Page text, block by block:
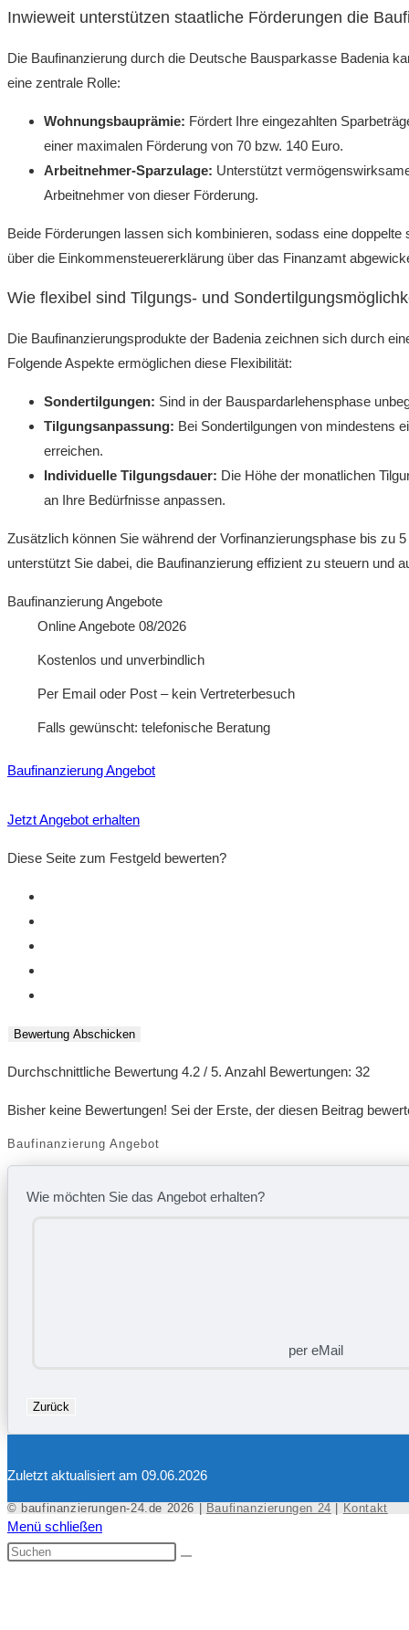
Inwieweit unterstützen staatliche Förderungen die
Die Baufinanzierung durch die Deutsche Bausparkasse Badenia
eine zentrale Rolle:
Wohnungsbauprämie: Fördert Ihre eingezahlten
einer maximalen Förderung von 70 bzw. 140 Euro.
Arbeitnehmer-Sparzulage: Unterstützt
Arbeitnehmer von dieser Förderung.
Beide Förderungen lassen sich kombinieren, sodass eine
über die Einkommensteuererklärung über das Finanzamt
Wie flexibel sind Tilgungs- und
Die Baufinanzierungsprodukte der Badenia zeichnen sich durch
Folgende Aspekte ermöglichen diese Flexibilität:
Sondertilgungen: Sind in der Bauspardarlehensphase
Tilgungsanpassung: Bei Sondertilgungen von mindestens
erreichen.
Individuelle Tilgungsdauer: Die Höhe der monatlichen
an Ihre Bedürfnisse anpassen.
Zusätzlich können Sie während der Vorfinanzierungsphase bis zu
unterstützt Sie dabei, die Baufinanzierung effizient zu steuern und
Baufinanzierung Angebote
Online Angebote 08/2026
Kostenlos und unverbindlich
Per Email oder Post – kein Vertreterbesuch
Falls gewünscht: telefonische Beratung
Baufinanzierung Angebot
Jetzt Angebot erhalten
Diese Seite zum Festgeld bewerten?
Bewertung Abschicken
Durchschnittliche Bewertung 4.2 / 5. Anzahl Bewertungen: 32
Bisher keine Bewertungen! Sei der Erste, der diesen Beitrag
Baufinanzierung Angebot
Wie möchten Sie das Angebot erhalten?
per eMail
Zurück
Zuletzt aktualisiert am 09.06.2026
© baufinanzierungen-24.de 2026 | Baufinanzierungen 24 Kontakt
Menü schließen